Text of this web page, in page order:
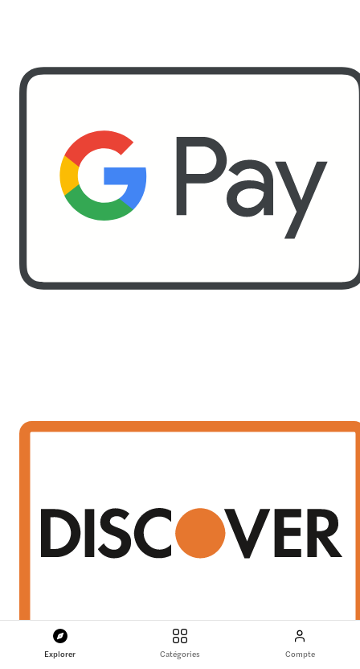
Explorer Catégories Compte